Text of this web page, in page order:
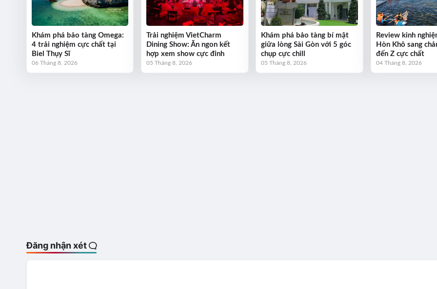
Khám phá bảo tàng Omega:
4 trải nghiệm cực chất tại
Biel Thụy Sĩ
06 Tháng 8, 2026
Trải nghiệm VietCharm
Dining Show: Ăn ngon kết
hợp xem show cực đỉnh
05 Tháng 8, 2026
Khám phá bảo tàng bí mật
giữa lòng Sài Gòn với 5 góc
chụp cực chill
05 Tháng 8, 2026
Review kinh
Hòn Khô sang
đến Z cực chất
04 Tháng 8, 2026
Đăng nhận xét